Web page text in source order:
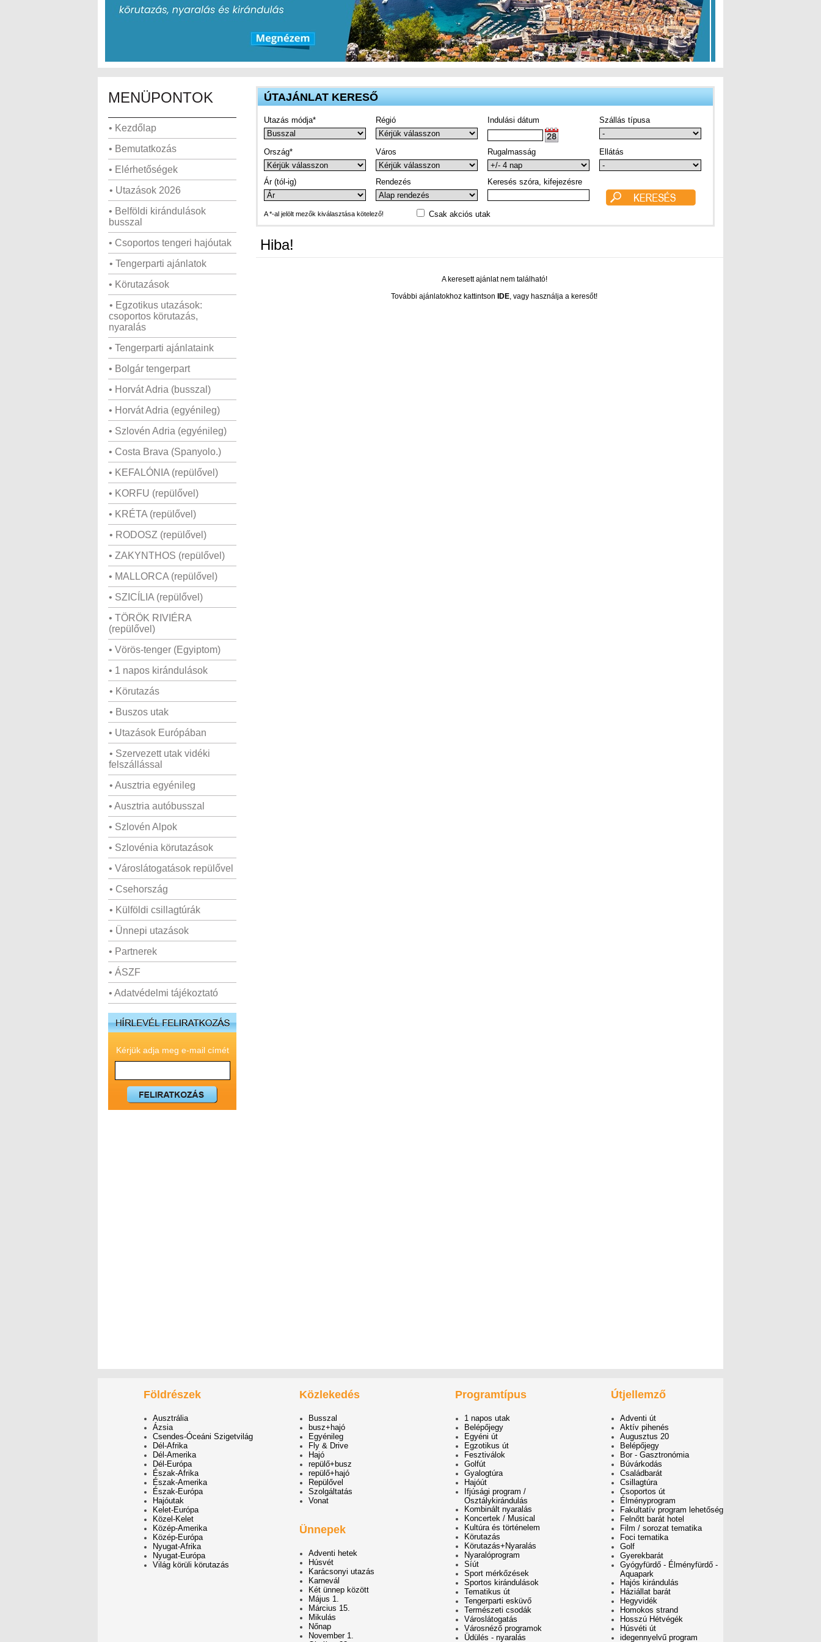
MENÜPONTOK
• Kezdőlap
• Bemutatkozás
• Elérhetőségek
• Utazások 2026
• Belföldi kirándulások
busszal
• Csoportos tengeri hajóutak
• Tengerparti ajánlatok
• Körutazások
• Egzotikus utazások:
csoportos körutazás,
nyaralás
• Tengerparti ajánlataink
• Bolgár tengerpart
• Horvát Adria (busszal)
• Horvát Adria (egyénileg)
• Szlovén Adria (egyénileg)
• Costa Brava (Spanyolo.)
• KEFALÓNIA (repülővel)
• KORFU (repülővel)
• KRÉTA (repülővel)
• RODOSZ (repülővel)
• ZAKYNTHOS (repülővel)
• MALLORCA (repülővel)
• SZICÍLIA (repülővel)
• TÖRÖK RIVIÉRA
(repülővel)
• Vörös-tenger (Egyiptom)
• 1 napos kirándulások
• Körutazás
• Buszos utak
• Utazások Európában
• Szervezett utak vidéki
felszállással
• Ausztria egyénileg
• Ausztria autóbusszal
• Szlovén Alpok
• Szlovénia körutazások
• Városlátogatások repülővel
• Csehország
• Külföldi csillagtúrák
• Ünnepi utazások
• Partnerek
• ÁSZF
• Adatvédelmi tájékoztató
Kérjük adja meg e-mail címét
ÚTAJÁNLAT KERESŐ
Utazás módja* Régió Indulási dátum Szállás típusa
Ország* Város Rugalmasság Ellátás
Ár (tól-ig) Rendezés Keresés szóra, kifejezésre
A *-al jelölt mezők kiválasztása kötelező! Csak akciós utak
Hiba!
A keresett ajánlat nem található!
További ajánlatokhoz kattintson
IDE, vagy használja a keresőt!
Földrészek
Ausztrália
Ázsia
Csendes-Óceáni Szigetvilág
Dél-Afrika
Dél-Amerika
Dél-Európa
Észak-Afrika
Észak-Amerika
Észak-Európa
Hajóutak
Kelet-Európa
Közel-Kelet
Közép-Amerika
Közép-Európa
Nyugat-Afrika
Nyugat-Európa
Világ körüli körutazás
Közlekedés
Busszal
busz+hajó
Egyénileg
Fly & Drive
Hajó
repülő+busz
repülő+hajó
Repülővel
Szolgáltatás
Vonat
Ünnepek
Adventi hetek
Húsvét
Karácsonyi utazás
Karnevál
Két ünnep között
Május 1.
Március 15.
Mikulás
Nőnap
November 1.
Programtípus
1 napos utak
Belépőjegy
Egyéni út
Egzotikus út
Fesztiválok
Golfút
Gyalogtúra
Hajóút
Ifjúsági program /
Osztálykirándulás
Kombinált nyaralás
Koncertek / Musical
Kultúra és történelem
Körutazás
Körutazás+Nyaralás
Nyaralóprogram
Síút
Sport mérkőzések
Sportos kirándulások
Tematikus út
Tengerparti esküvő
Természeti csodák
Városlátogatás
Városnéző programok
Üdülés - nyaralás
Útjellemző
Adventi út
Aktív pihenés
Augusztus 20
Belépőjegy
Bor - Gasztronómia
Búvárkodás
Családbarát
Csillagtúra
Csoportos út
Élményprogram
Fakultatív program lehetőség
Felnőtt barát hotel
Film / sorozat tematika
Foci tematika
Golf
Gyerekbarát
Gyógyfürdő - Élményfürdő -
Aquapark
Hajós kirándulás
Háziállat barát
Hegyvidék
Homokos strand
Hosszú Hétvégék
Húsvéti út
idegennyelvű program